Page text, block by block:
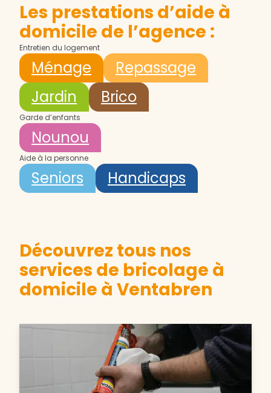
Les prestations d’aide à
domicile de l’agence :
Entretien du logement
Ménage
Repassage
Jardin
Brico
Garde d’enfants
Nounou
Aide à la personne
Seniors Handicaps
Découvrez tous nos
services de bricolage à
domicile à Ventabren